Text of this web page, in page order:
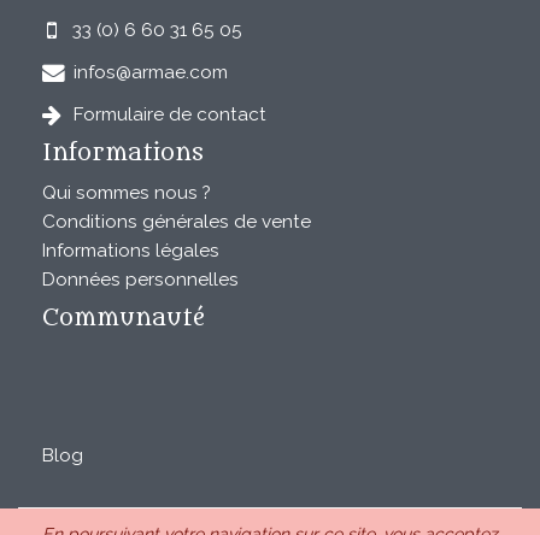
33 (0) 6 60 31 65 05
infos@armae.com
Formulaire de contact
Informations
Qui sommes nous ?
Conditions générales de vente
Informations légales
Données personnelles
Communauté
Blog